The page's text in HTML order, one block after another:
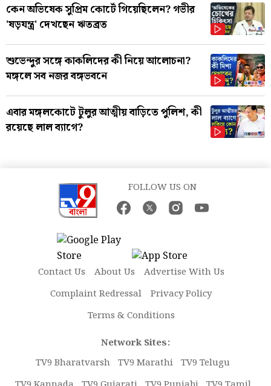
কেন অভিষেক সুপ্রিম কোর্টে গিয়েছিলেন? গভীর
'ষড়যন্ত্র' দেখছেন ঋতব্রত
শুভেন্দুর সঙ্গে কাকলিদের কী নিয়ে আলোচনা?
মঙ্গলে সব নজর বঙ্গভবনে
এবার মঙ্গলকোটে টুলুর আত্মীয় বাড়িতে পুলিশ, কী
রয়েছে লাল ব্যাগে?
FOLLOW US ON
Contact Us About Us
Advertise With Us
Complaint Redressal
Privacy Policy
Terms & Conditions
Network Sites:
TV9 Bharatvarsh TV9 Marathi TV9 Telugu